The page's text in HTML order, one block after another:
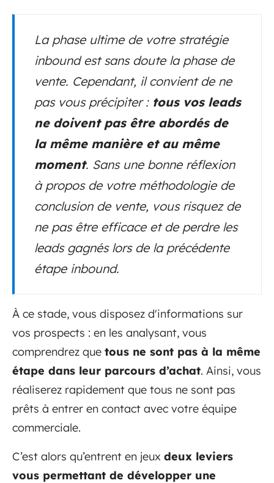
La phase ultime de votre stratégie
inbound est sans doute la phase de
vente. Cependant, il convient de ne
pas vous précipiter : tous vos leads
ne doivent pas être abordés de
la même manière et au même
moment. Sans une bonne réflexion
à propos de votre méthodologie de
conclusion de vente, vous risquez de
ne pas être efficace et de perdre les
leads gagnés lors de la précédente
étape inbound.
À ce stade, vous disposez d'informations sur
vos prospects : en les analysant, vous
comprendrez que tous ne sont pas à la même
étape dans leur parcours d’achat. Ainsi, vous
réaliserez rapidement que tous ne sont pas
prêts à entrer en contact avec votre équipe
commerciale.
C’est alors qu’entrent en jeux deux leviers
vous permettant de développer une